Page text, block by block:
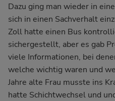
Dazu ging man wieder in
sich in einen Sachverhalt
Zoll hatte einen Bus
sichergestellt, aber es gab
viele Informationen, bei
welche wichtig waren und
Jahre alte Frau musste ins
hatte Schichtwechsel und